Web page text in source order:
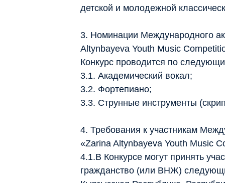
детской и молодежной
3. Номинации Международного
Altynbayeva Youth Music
Конкурс проводится по
3.1. Академический вокал;
3.2. Фортепиано;
3.3. Струнные инструменты
4. Требования к участникам
«Zarina Altynbayeva Youth Music
4.1.В Конкурсе могут принять
гражданство (или ВНЖ)